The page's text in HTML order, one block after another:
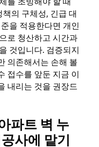
의 구체성, 긴급 대
을 적용한다면 개인
로 청산하고 시간과
것입니다. 검증되지
의존해서는 손해 볼
접수를 앞둔 지금 이
내리는 것을 권장드
파트 벽 누
사에 맡기